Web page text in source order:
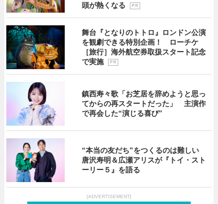
頭が熱くなる
P R
舞台『となりのトトロ』ロンドン公演
を観劇できる特別企画！ ローチケ
［旅行］海外航空券取扱スタート記念
で実施
P R
鎮西寿々歌「お芝居を辞めようと思っ
てからの再スタートだった」 主演作
で再会した“演じる喜び”
“本当の友だち”をつくるのは難しい
唐沢寿明＆広瀬アリスが『トイ・スト
ーリー５』を語る
[ADVERTISEMENT]